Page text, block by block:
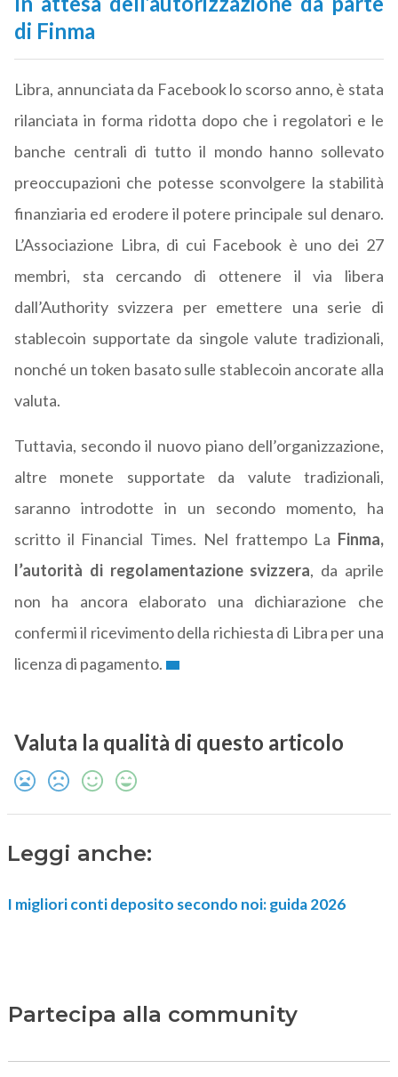
di Finma
Libra, annunciata da Facebook lo scorso anno, è stata
rilanciata in forma ridotta dopo che i regolatori e le
banche centrali di tutto il mondo hanno sollevato
preoccupazioni che potesse sconvolgere la stabilità
finanziaria ed erodere il potere principale sul denaro.
L’Associazione Libra, di cui Facebook è uno dei 27
membri, sta cercando di ottenere il via libera
dall’Authority svizzera per emettere una serie di
stablecoin supportate da singole valute tradizionali,
nonché un token basato sulle stablecoin ancorate alla
valuta.
Tuttavia, secondo il nuovo piano dell’organizzazione,
altre monete supportate da valute tradizionali,
saranno introdotte in un secondo momento, ha
scritto il Financial Times. Nel frattempo La Finma,
l’autorità di regolamentazione svizzera, da aprile
non ha ancora elaborato una dichiarazione che
confermi il ricevimento della richiesta di Libra per una
licenza di pagamento.
Valuta la qualità di questo articolo
Leggi anche:
I migliori conti deposito secondo noi: guida 2026
Partecipa alla community